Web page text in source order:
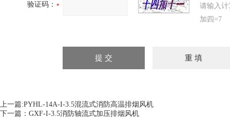
验证码：
请输入
加四=7
上一篇:PYHL-14A-I-3.5混流式消防高温排烟风机
下一篇： GXF-I-3.5消防轴流式加压排烟风机